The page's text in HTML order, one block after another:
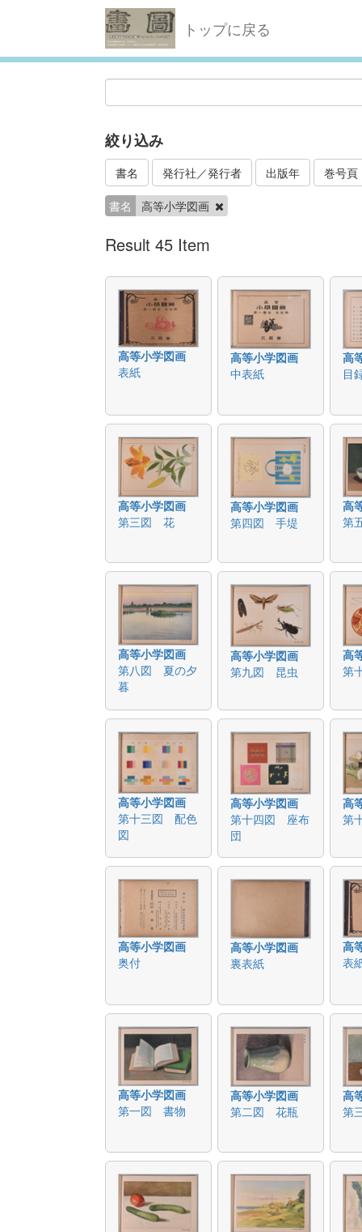
トップに戻る
絞り込み
書名 発行社／発行者 出版年 巻号頁
書名 高等小学図画
Result 45 Item
高等小学図画
表紙
高等小学図画
中表紙
高
目
高等小学図画
第三図 花
高等小学図画
第四図 手堤
高
第
高等小学図画
第八図 夏の夕
暮
高等小学図画
第九図 昆虫
高
第
高等小学図画
第十三図 配色
図
高等小学図画
第十四図 座布
団
高
第
高等小学図画
奥付
高等小学図画
裏表紙
高
表
高等小学図画
第一図 書物
高等小学図画
第二図 花瓶
高
第